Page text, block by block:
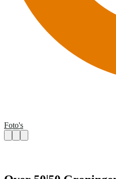
Foto's